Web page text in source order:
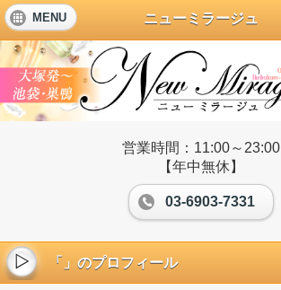
ニューミラージュ
MENU
営業時間：11:00～23:00
【年中無休】
03-6903-7331
「」のプロフィール